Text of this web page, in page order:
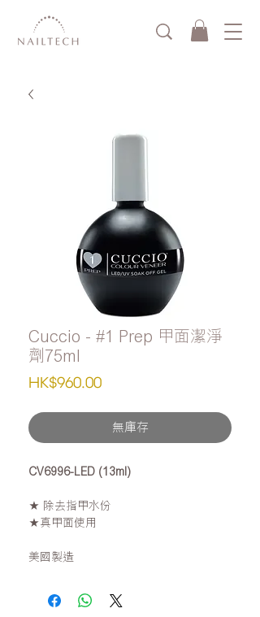
Cuccio - #1 Prep 甲面潔淨
劑75ml
HK$960.00價
無庫存
CV6996-LED (13ml)
★ 除去指甲水份
★真甲面使用
美國製造